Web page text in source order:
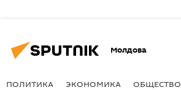
Молдова
ПОЛИТИКА ЭКОНОМИКА ОБЩЕСТВО